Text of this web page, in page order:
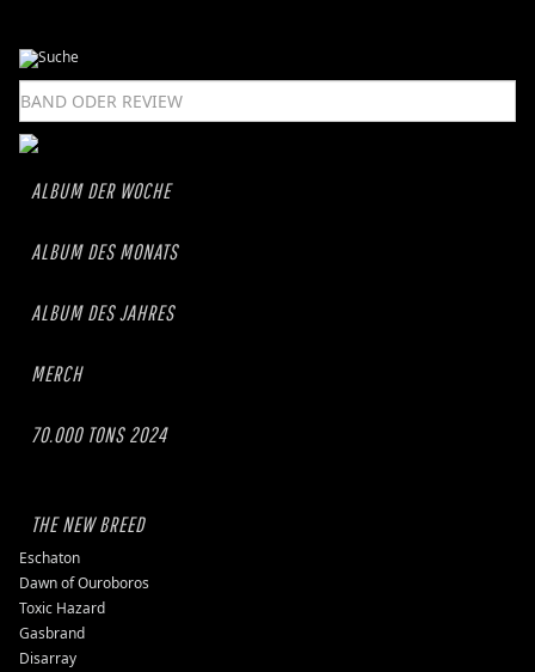
ALBUM DER WOCHE
ALBUM DES MONATS
ALBUM DES JAHRES
MERCH
70.000 TONS 2024
THE NEW BREED
Eschaton
Dawn of Ouroboros
Toxic Hazard
Gasbrand
Disarray